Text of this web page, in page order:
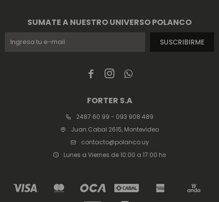
  
FORTER S.A
2487 60 99 - 093 908 489
Juan Cabal 2615, Montevideo
contacto@polanco.uy
Lunes a Viernes de 10:00 a 17:00 hs
SUMATE A NUESTRO UNIVERSO POLANCO
SUSCRIBIRME